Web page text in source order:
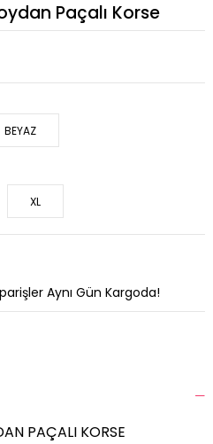
Paçalı Korse
BEYAZ
XL
Aynı Gün Kargoda!
PAÇALI KORSE